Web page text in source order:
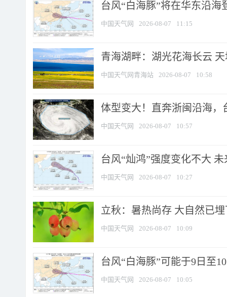
台风“白海豚”将在华东沿
中国天气网 2026-08-07 11:15
青海湖畔：湖光花海长云
中国天气网青海站 2026-08-07 10:58
体型变大！直奔浙闽沿海，
中国天气网 2026-08-07 10:57
台风“灿鸿”强度变化不大
中国天气网 2026-08-07 10:27
立秋：暑热尚存 大自然已
中国天气网 2026-08-07 10:09
台风“白海豚”可能于9日至
中国天气网 2026-08-07 10:05